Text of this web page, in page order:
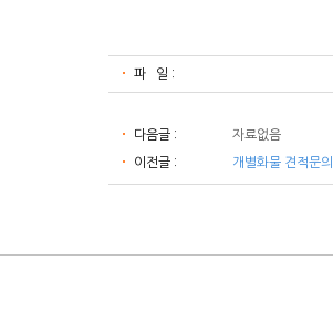
파 일 :
다음글 : 자료없음
이전글 : 개별화물 견적문의